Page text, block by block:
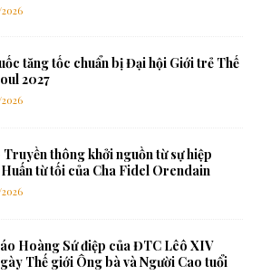
tăng tốc chuẩn bị Đại hội Giới trẻ Thế
2027
Truyền thông khởi nguồn từ sự hiệp
từ tối của Cha Fidel Orendain
Hoàng Sứ điệp của ĐTC Lêô XIV
Thế giới Ông bà và Người Cao tuổi